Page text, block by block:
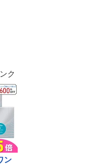
ク